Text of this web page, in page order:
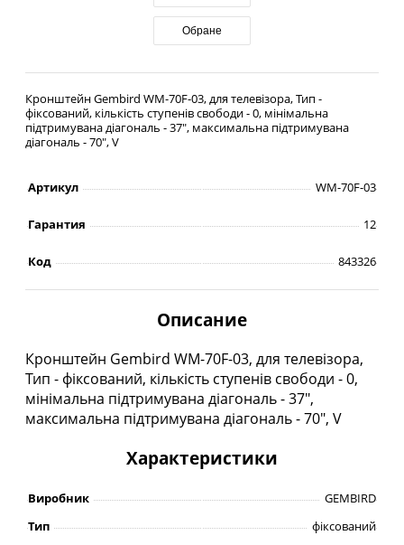
Обране
Кронштейн Gembird WM-70F-03, для телевізора, Тип -
фіксований, кількість ступенів свободи - 0, мінімальна
підтримувана діагональ - 37", максимальна підтримувана
діагональ - 70", V
Артикул WM-70F-03
Гарантия 12
Код 843326
Описание
Кронштейн Gembird WM-70F-03, для телевізора,
Тип - фіксований, кількість ступенів свободи - 0,
мінімальна підтримувана діагональ - 37",
максимальна підтримувана діагональ - 70", V
Характеристики
Виробник
GEMBIRD
Тип
фіксований